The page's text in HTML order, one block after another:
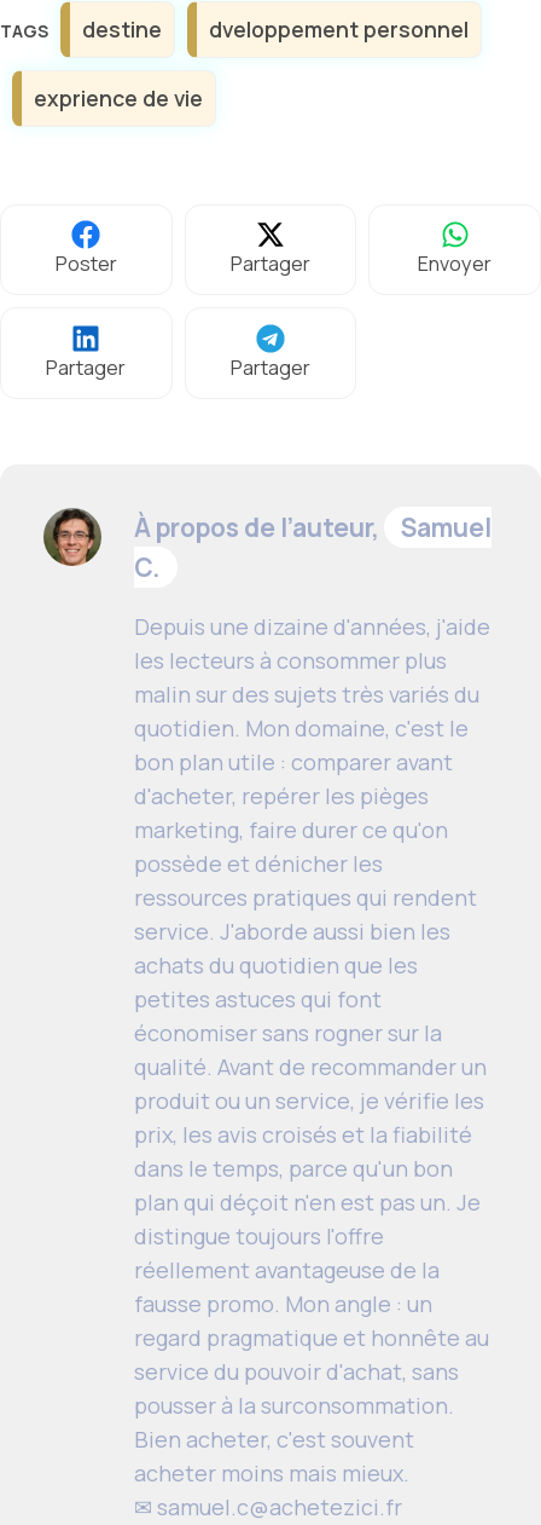
Étiquettes
destine dveloppement personnel
exprience de vie
Poster Partager Envoyer
Partager Partager
À propos de l’auteur,
Samuel
C.
Depuis une dizaine d'années, j'aide
les lecteurs à consommer plus
malin sur des sujets très variés du
quotidien. Mon domaine, c'est le
bon plan utile : comparer avant
d'acheter, repérer les pièges
marketing, faire durer ce qu'on
possède et dénicher les
ressources pratiques qui rendent
service. J'aborde aussi bien les
achats du quotidien que les
petites astuces qui font
économiser sans rogner sur la
qualité. Avant de recommander un
produit ou un service, je vérifie les
prix, les avis croisés et la fiabilité
dans le temps, parce qu'un bon
plan qui déçoit n'en est pas un. Je
distingue toujours l'offre
réellement avantageuse de la
fausse promo. Mon angle : un
regard pragmatique et honnête au
service du pouvoir d'achat, sans
pousser à la surconsommation.
Bien acheter, c'est souvent
acheter moins mais mieux.
✉ samuel.c@achetezici.fr